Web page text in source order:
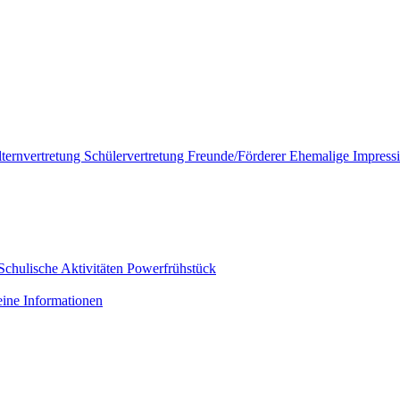
Schülervertretung Freunde/FördererEhemalige
Aktivitäten Powerfrühstück
Informationen